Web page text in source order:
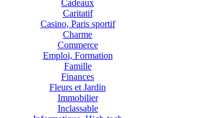
Cadeaux
Caritatif
Casino, Paris sportif
Charme
Commerce
Emploi, Formation
Famille
Finances
Fleurs et Jardin
Immobilier
Inclassable